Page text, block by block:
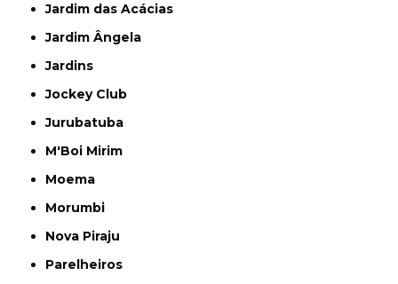
Jardim das Acácias
Jardim Ângela
Jardins
Jockey Club
Jurubatuba
M'Boi Mirim
Moema
Morumbi
Nova Piraju
Parelheiros